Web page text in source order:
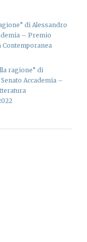
di Alessandro
– Premio
ragione” di
Accademia –